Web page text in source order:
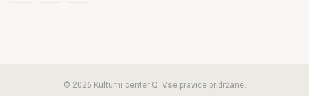
© 2026 Kulturni center Q. Vse pravice pridržane.